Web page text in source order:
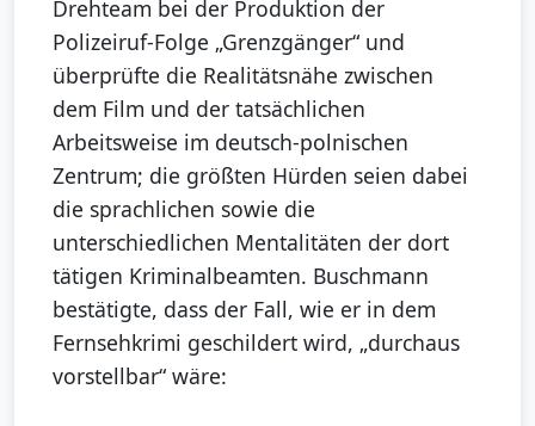
Drehteam bei der Produktion der
Polizeiruf-Folge „Grenzgänger“ und
überprüfte die Realitätsnähe zwischen
dem Film und der tatsächlichen
Arbeitsweise im deutsch-polnischen
Zentrum; die größten Hürden seien dabei
die sprachlichen sowie die
unterschiedlichen Mentalitäten der dort
tätigen Kriminalbeamten. Buschmann
bestätigte, dass der Fall, wie er in dem
Fernsehkrimi geschildert wird, „durchaus
vorstellbar“ wäre: